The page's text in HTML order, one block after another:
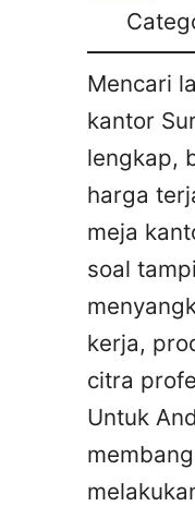
Mencari
kantor
lengkap,
harga
meja
soal
kerja,
citra
Untuk